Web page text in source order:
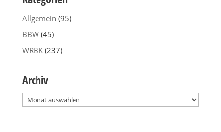
Allgemein (95)
BBW(45)
WRBK(237)
Archiv
Archiv